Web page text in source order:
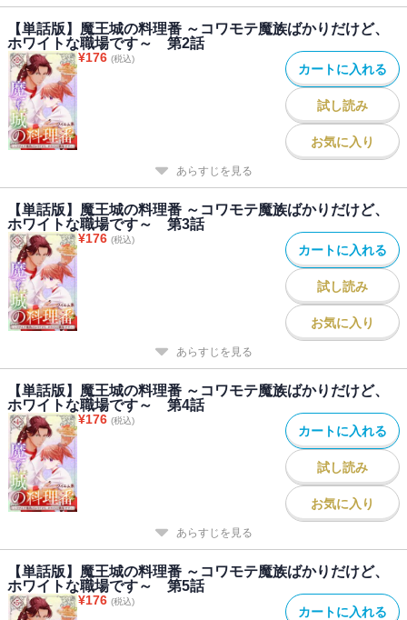
【単話版】魔王城の料理番 ～コワモテ魔族ばかりだけど、
ホワイトな職場です～ 第2話
¥176 (税込)
カートに入れる
試し読み
お気に入り
あらすじを見る
【単話版】魔王城の料理番 ～コワモテ魔族ばかりだけど、
ホワイトな職場です～ 第3話
¥176 (税込)
カートに入れる
試し読み
お気に入り
あらすじを見る
【単話版】魔王城の料理番 ～コワモテ魔族ばかりだけど、
ホワイトな職場です～ 第4話
¥176 (税込)
カートに入れる
試し読み
お気に入り
あらすじを見る
【単話版】魔王城の料理番 ～コワモテ魔族ばかりだけど、
ホワイトな職場です～ 第5話
¥176 (税込)
カートに入れる